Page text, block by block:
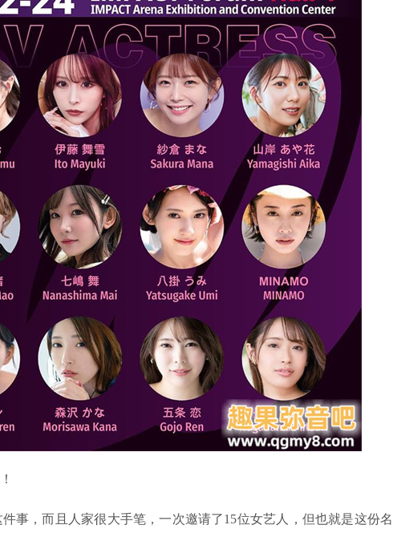
事，而且人家很大手笔，一次邀请了15位女艺人，但也就是这份名